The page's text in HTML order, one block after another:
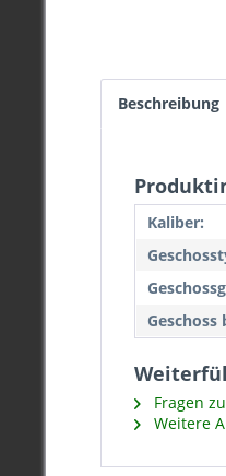
Beschreibung
Kaliber:
Geschoss
Fragen
Weitere